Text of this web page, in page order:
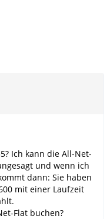
Ich kann die All-Net-
und wenn ich
dann: Sie haben
mit einer Laufzeit
Flat buchen?